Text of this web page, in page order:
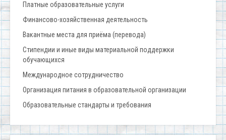
Платные образовательные услуги
Финансово-хозяйственная деятельность
Вакантные места для приёма (перевода)
Стипендии и иные виды материальной поддержки
обучающихся
Международное сотрудничество
Организация питания в образовательной организации
Образовательные стандарты и требования